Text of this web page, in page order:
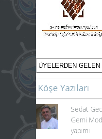
Köşe Yazıları
Sedat
Gemi
yapımı